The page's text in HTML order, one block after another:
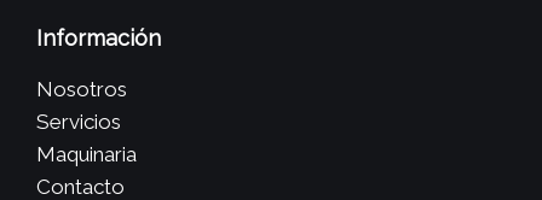
Información
Nosotros
Servicios
Maquinaria
Contacto